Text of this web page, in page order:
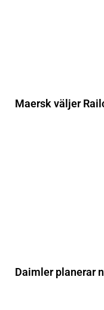
Maersk väljer
Daimler planerar